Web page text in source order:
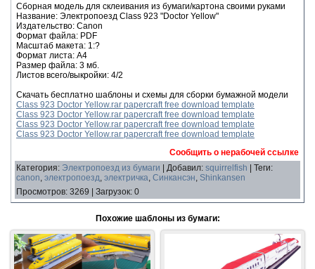
Сборная модель для склеивания из бумаги/картона своими руками
Название: Электропоезд Class 923 "Doctor Yellow"
Издательство: Canon
Формат файла: PDF
Масштаб макета: 1:?
Формат листа: А4
Размер файла: 3 мб.
Листов всего/выкройки: 4/2
Скачать бесплатно шаблоны и схемы для сборки бумажной модели
Class 923 Doctor Yellow.rar papercraft free download template
Class 923 Doctor Yellow.rar papercraft free download template
Class 923 Doctor Yellow.rar papercraft free download template
Class 923 Doctor Yellow.rar papercraft free download template
Сообщить о нерабочей ссылке
Категория: Электропоезд из бумаги Добавил: squirrelfish Теги:
canon, электропоезд, электричка, Синкансэн, Shinkansen
Просмотров: 3269 Загрузок: 0
Похожие шаблоны из бумаги: